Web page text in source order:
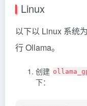
Linux
以下以 Linux 系统
行 Ollama。
创建
下：